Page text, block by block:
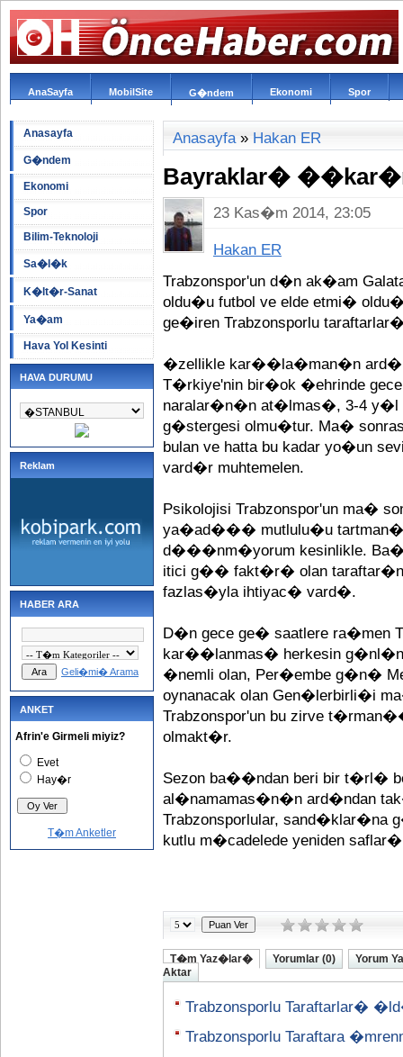
AnaSayfa MobilSite G�ndem Ekonomi Spor
Anasayfa
G�ndem
Ekonomi
Spor
Bilim-Teknoloji
Sa�l�k
K�lt�r-Sanat
Ya�am
Hava Yol Kesinti
HAVA DURUMU
Reklam
HABER ARA
Geli�mi� Arama
ANKET
Afrin'e Girmeli miyiz?
Evet
Hay�r
T�m Anketler
Anasayfa» Hakan ER
Bayraklar�
23 Kas�m 2014, 23:05
Hakan ER
Trabzonspor'un d�n ak�am
oldu�u futbol ve elde etmi�
ge�iren Trabzonsporlu
�zellikle kar��la�man�n
T�rkiye'nin bir�ok �ehrinde
naralar�n�n at�lmas�, 3-4 y�l
g�stergesi olmu�tur. Ma�
bulan ve hatta bu kadar yo�un
vard�r muhtemelen.
Psikolojisi Trabzonspor'un ma�
ya�ad��� mutlulu�u
d���nm�yorum kesinlikle.
itici g�� fakt�r� olan
fazlas�yla ihtiyac� vard�.
D�n gece ge� saatlere ra�men
kar��lanmas� herkesin
�nemli olan, Per�embe g�n�
oynanacak olan Gen�lerbirli�i
Trabzonspor'un bu zirve
olmakt�r.
Sezon ba��ndan beri bir t�rl�
al�namamas�n�n ard�ndan
Trabzonsporlular, sand�klar�na
kutlu m�cadelede yeniden
T�m Yaz�lar� Yorumlar (0)
Yorum
Aktar
Trabzonsporlu Taraftarlar�
Trabzonsporlu Taraftara